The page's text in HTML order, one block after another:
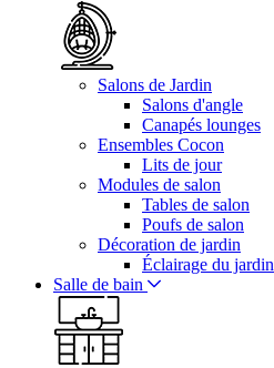
Salons de Jardin
Salons d'angle
Canapés lounges
Ensembles Cocon
Lits de jour
Modules de salon
Tables de salon
Poufs de salon
Décoration de jardin
Éclairage du jardin
Salle de bain